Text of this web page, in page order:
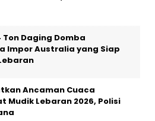
Ton Daging Domba
Impor Australia yang Siap
Ancaman Cuaca
Mudik Lebaran 2026, Polisi